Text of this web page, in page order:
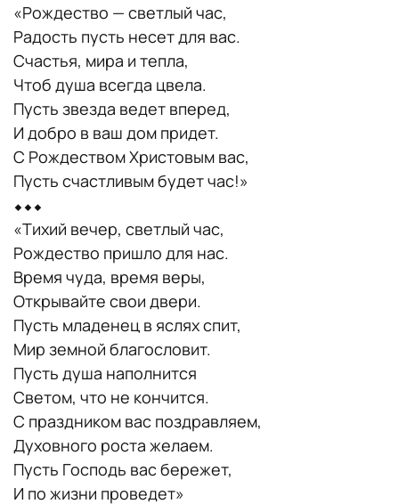
«Рождество — светлый час,
Радость пусть несет для вас.
Счастья, мира и тепла,
Чтоб душа всегда цвела.
Пусть звезда ведет вперед,
И добро в ваш дом придет.
С Рождеством Христовым вас,
Пусть счастливым будет час!»
⬥⬥⬥
«Тихий вечер, светлый час,
Рождество пришло для нас.
Время чуда, время веры,
Открывайте свои двери.
Пусть младенец в яслях спит,
Мир земной благословит.
Пусть душа наполнится
Светом, что не кончится.
С праздником вас поздравляем,
Духовного роста желаем.
Пусть Господь вас бережет,
И по жизни проведет»